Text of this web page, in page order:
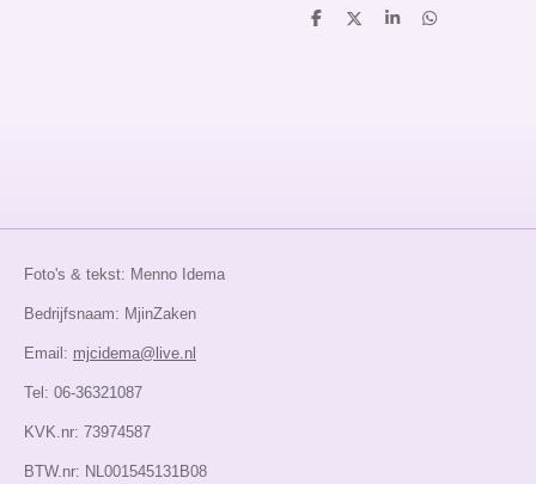
D
D
S
D
Foto's & tekst: Menno Idema
Bedrijfsnaam: MjinZaken
Email: mjcidema@live.nl
Tel: 06-36321087
KVK.nr: 73974587
BTW.nr: NL001545131B08